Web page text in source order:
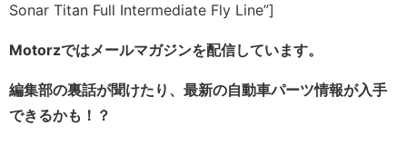
Sonar Titan Full Intermediate Fly Line”]
Motorzではメールマガジンを配信しています。
編集部の裏話が聞けたり、最新の自動車パーツ情報が入手
できるかも！？